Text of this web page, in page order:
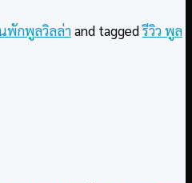
พักพูลวิลล่าand taggedรีวิว พูล